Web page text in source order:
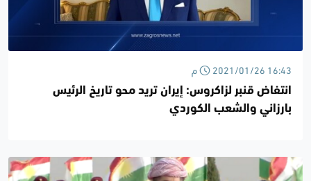
2021/01/26 16:43 م
انتفاض قنبر لزاكروس: إيران تريد محو تاريخ الرئيس
بارزاني والشعب الكوردي